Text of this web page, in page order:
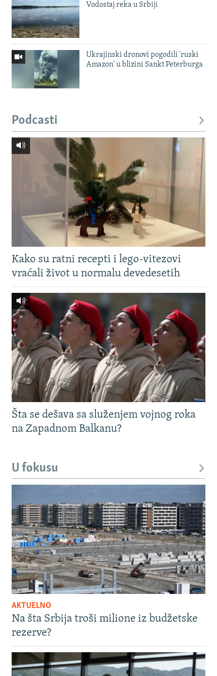
Vodostaj reka u Srbiji
Ukrajinski dronovi pogodili 'ruski
Amazon' u blizini Sankt Peterburga
Podcasti
Kako su ratni recepti i lego-vitezovi
vraćali život u normalu devedesetih
Šta se dešava sa služenjem vojnog roka
na Zapadnom Balkanu?
U fokusu
AKTUELNO
Na šta Srbija troši milione iz budžetske
rezerve?